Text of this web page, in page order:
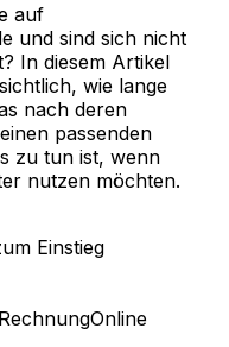
auf
und sind sich nicht
In diesem Artikel
wie lange
nach deren
passenden
zu tun ist, wenn
nutzen möchten.
Einstieg